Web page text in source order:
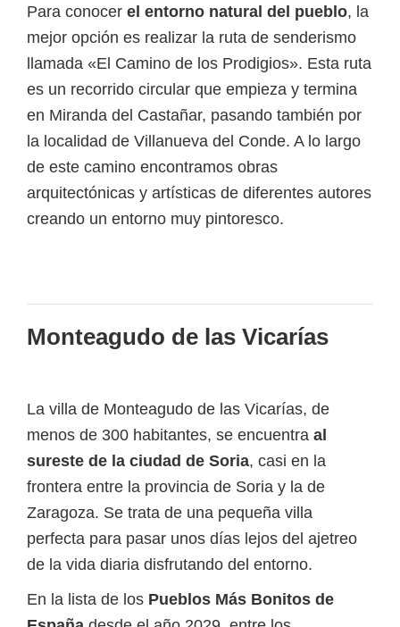
Para conocer el entorno natural del pueblo, la
mejor opción es realizar la ruta de senderismo
llamada «El Camino de los Prodigios». Esta ruta
es un recorrido circular que empieza y termina
en Miranda del Castañar, pasando también por
la localidad de Villanueva del Conde. A lo largo
de este camino encontramos obras
arquitectónicas y artísticas de diferentes autores
creando un entorno muy pintoresco.
Monteagudo de las Vicarías
La villa de Monteagudo de las Vicarías, de
menos de 300 habitantes, se encuentra al
sureste de la ciudad de Soria, casi en la
frontera entre la provincia de Soria y la de
Zaragoza. Se trata de una pequeña villa
perfecta para pasar unos días lejos del ajetreo
de la vida diaria disfrutando del entorno.
En la lista de los Pueblos Más Bonitos de